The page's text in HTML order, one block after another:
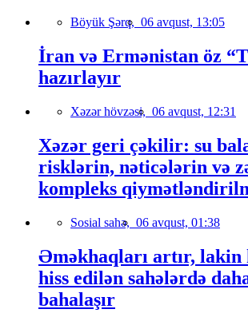
Böyük Şərq, 06 avqust, 13:05
İran və Ermənistan öz
hazırlayır
Xəzər hövzəsi, 06 avqust, 12:31
Xəzər geri çəkilir: su
risklərin, nəticələrin və
kompleks
Sosial sahə, 06 avqust, 01:38
Əməkhaqları artır, lakin
hiss edilən sahələrdə
bahalaşır